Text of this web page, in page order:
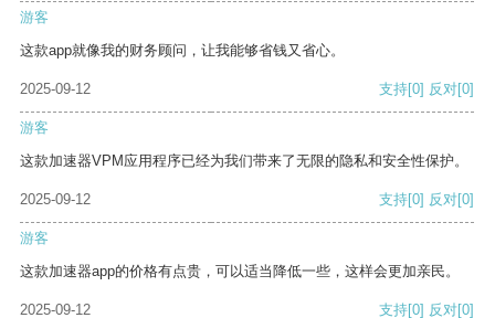
游客
这款app就像我的财务顾问，让我能够省钱又省心。
2025-09-12 支持[0] 反对[0]
游客
这款加速器VPM应用程序已经为我们带来了无限的隐私和安全性保护。
2025-09-12 支持[0] 反对[0]
游客
这款加速器app的价格有点贵，可以适当降低一些，这样会更加亲民。
2025-09-12 支持[0] 反对[0]